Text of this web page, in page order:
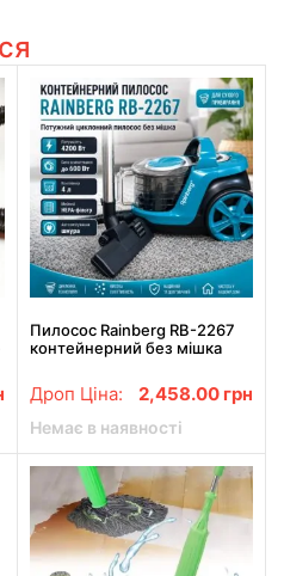
Пилосос Rainberg RB-2267
контейнерний без мішка
Дроп Ціна: 2,458.00 грн
Немає в наявності